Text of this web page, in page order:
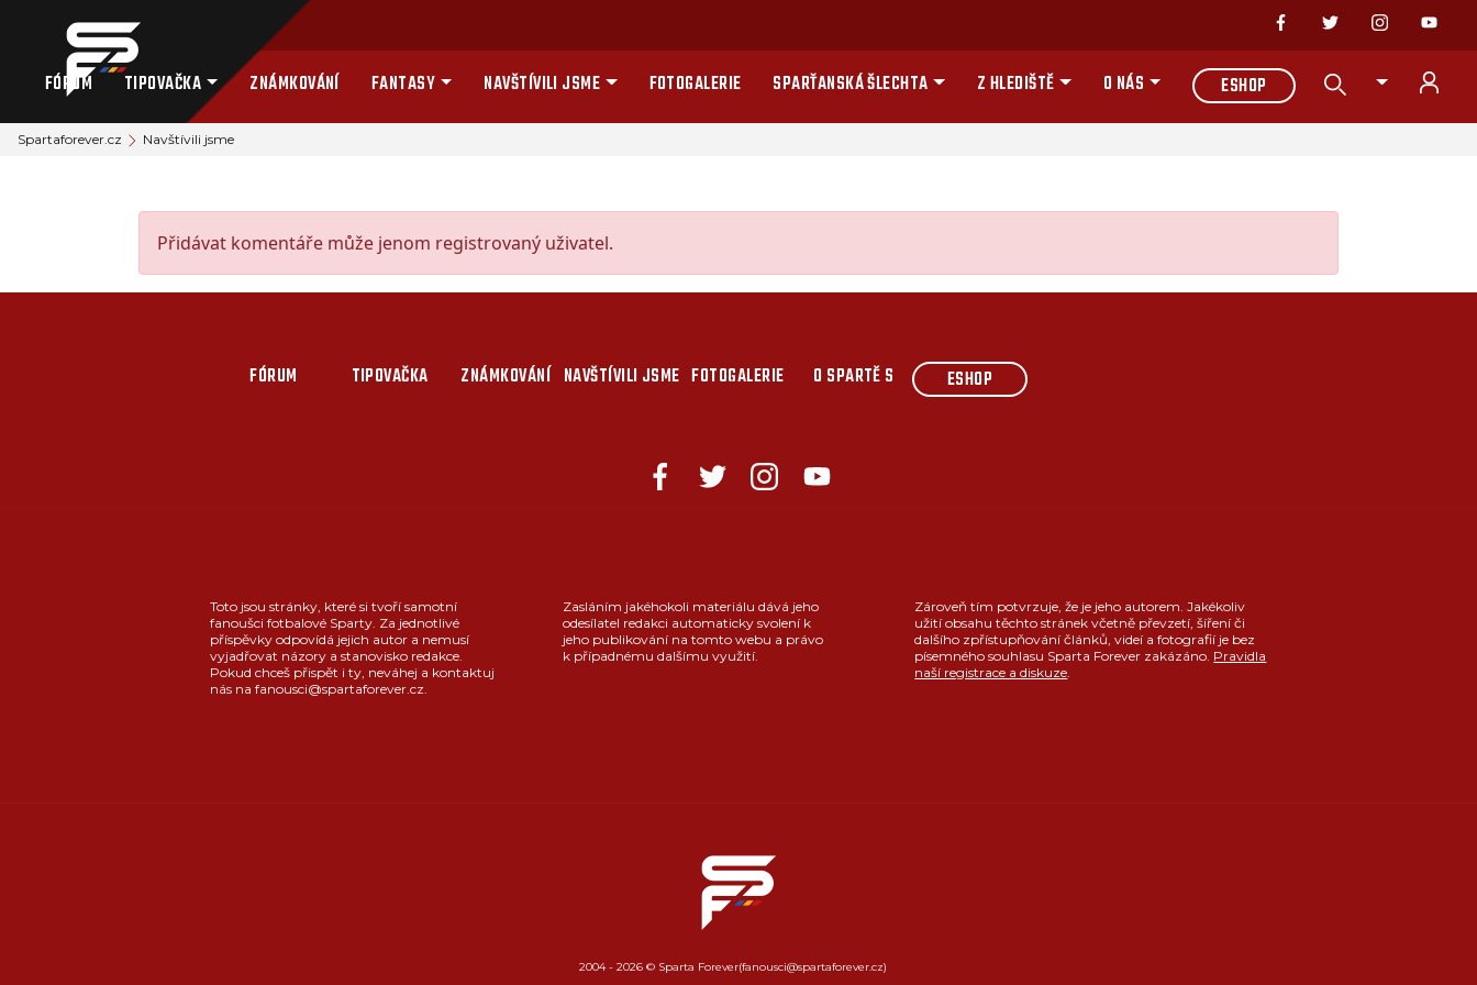
FÓRUM TIPOVAČKA ZNÁMKOVÁNÍ FANTASY NAVŠTÍVILI JSME FOTOGALERIE SPARŤANSKÁ ŠLECHTA Z HLEDIŠTĚ O NÁS ESHOP
Spartaforever.cz Navštívili jsme
Přidávat komentáře může jenom registrovaný uživatel.
FÓRUM TIPOVAČKA ZNÁMKOVÁNÍ NAVŠTÍVILI JSME FOTOGALERIE O SPARTĚ S ESHOP
Toto jsou stránky, které si tvoří samotní
fanoušci fotbalové Sparty. Za jednotlivé
příspěvky odpovídá jejich autor a nemusí
vyjadřovat názory a stanovisko redakce.
Pokud chceš přispět i ty, neváhej a kontaktuj
nás na fanousci@spartaforever.cz.
Zasláním jakéhokoli materiálu dává jeho
odesílatel redakci automaticky svolení k
jeho publikování na tomto webu a právo
k případnému dalšímu využití.
Zároveň tím potvrzuje, že je jeho autorem. Jakékoliv
užití obsahu těchto stránek včetně převzetí, šíření či
dalšího zpřístupňování článků, videí a fotografií je bez
písemného souhlasu Sparta Forever zakázáno. Pravidla
naší registrace a diskuze.
2004 - 2026 © Sparta Forever(fanousci@spartaforever.cz)